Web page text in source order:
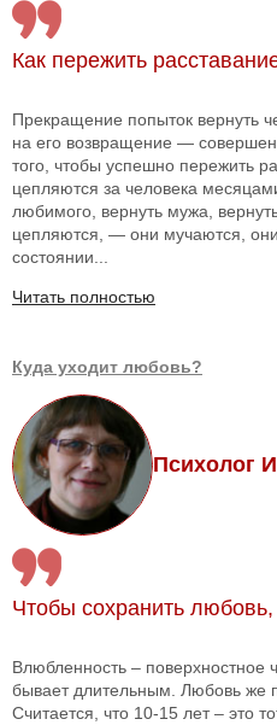
Как пережить
Прекращение попыток вернуть
на его возвращение —
того, чтобы успешно пережить
цепляются за человека
любимого, вернуть мужа,
цепляются, — они мучаются,
состоянии...
Читать полностью
Куда уходит любовь?
Психолог
Чтобы сохранить любовь,
Влюбленность – поверхностное
бывает длительным. Любовь же
Считается, что 10-15 лет – это